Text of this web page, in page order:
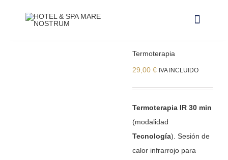
Toggle
NUESTRAS INSTALACIONES
RESERVAR ALOJAMIENTO
RESERVAR CIRCUITO DE SPA
Termoterapia
29,00 € IVA INCLUIDO
Termoterapia IR 30 min
(modalidad
Tecnología). Sesión de
calor infrarrojo para